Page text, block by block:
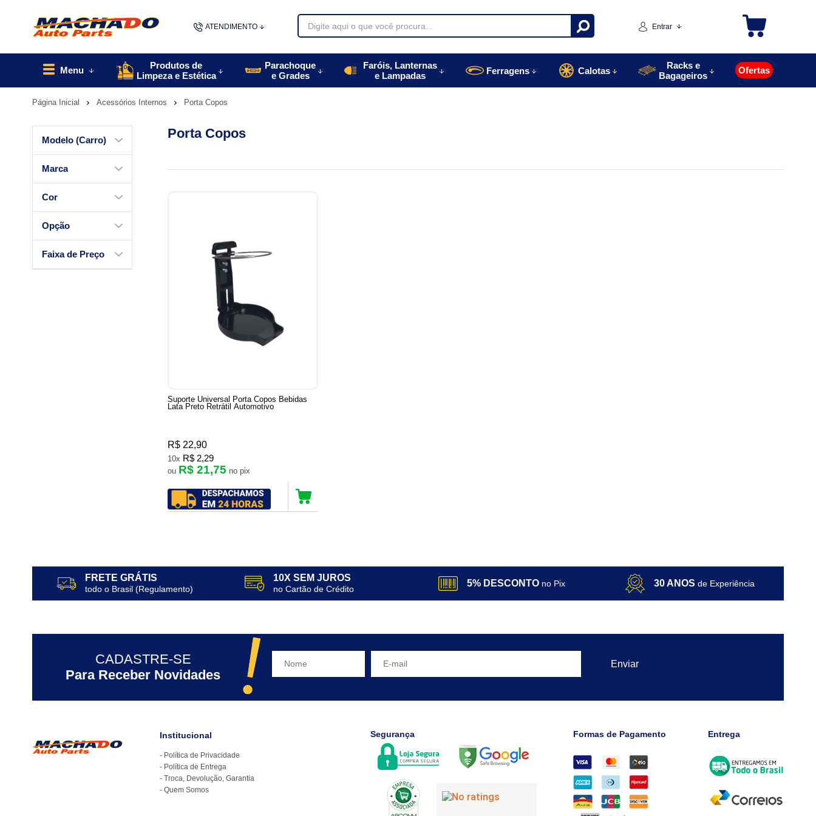
ATENDIMENTO
48996770085
Entrar
Menu
Produtos de
Limpeza e Estética
Parachoque
e Grades
Faróis, Lanternas
e Lampadas
Ferragens Calotas
Racks e
Bagageiros
Ofertas
Página Inicial Acessórios Internos Porta Copos
Modelo (Carro)
Marca
Cor
Opção
Faixa de Preço
Porta Copos
Suporte Universal Porta Copos Bebidas
Lata Preto Retrátil Automotivo
R$ 22,90
10x R$ 2,29
ou R$ 21,75 no pix
FRETE GRÁTIS
todo o Brasil (Regulamento)
10X SEM JUROS
no Cartão de Crédito
5% DESCONTO no Pix 30 ANOS de Experiência
CADASTRE-SE
Para Receber Novidades
Institucional
Política de Privacidade
Política de Entrega
Troca, Devolução, Garantia
Quem Somos
Segurança Formas de Pagamento Entrega